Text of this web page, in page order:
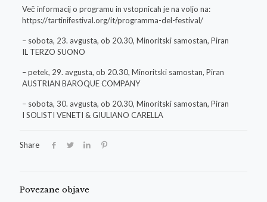
Več informacij o programu in vstopnicah je na voljo na:
https://tartinifestival.org/it/programma-del-festival/
– sobota, 23. avgusta, ob 20.30, Minoritski samostan, Piran
IL TERZO SUONO
– petek, 29. avgusta, ob 20.30, Minoritski samostan, Piran
AUSTRIAN BAROQUE COMPANY
– sobota, 30. avgusta, ob 20.30, Minoritski samostan, Piran
I SOLISTI VENETI & GIULIANO CARELLA
Share
Povezane objave